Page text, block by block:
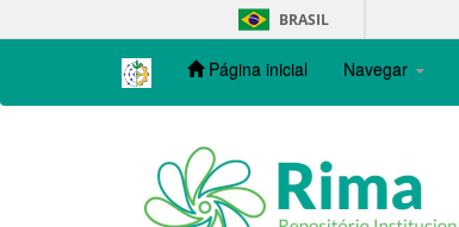
navigation
BRASIL
Página inicial Navegar